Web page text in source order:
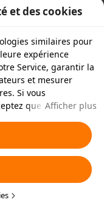
et des cookies
similaires pour
expérience
Service, garantir la
et mesurer
Si vous
que nous et nos
Vous
essentiels ou
accepter ou
de confidentialité
» ci-dessous.
relative aux
Afficher plus